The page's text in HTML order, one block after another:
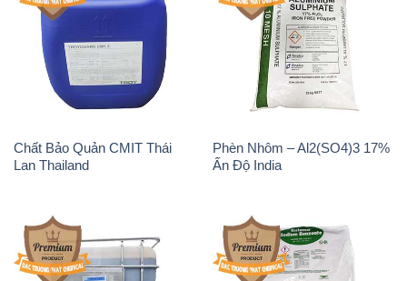
Chất Bảo Quản CMIT Thái
Lan Thailand
Phèn Nhôm – Al2(SO4)3 17%
Ấn Độ India